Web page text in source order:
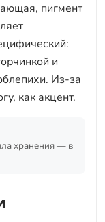
пигмент
и
Из-за
как акцент.
хранения — в